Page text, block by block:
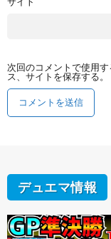
次回のコメントで使用
ス、サイトを保存する。
デュエマ情報